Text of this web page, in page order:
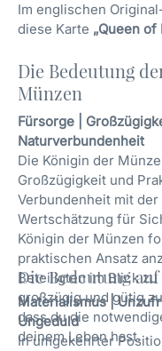
Im englischen
diese Karte „Queen of
Die Bedeutung
Münzen
Fürsorge |
Naturverbundenheit
Die Königin der
Großzügigkeit und
Verbundenheit mit
Wertschätzung für
Königin der Münzen
praktischen Ansatz
Beteiligten im Blick
großzügig und gütig
dass du die
deinem Leben hast.
Die Bedeutung
Materialismus |
Ungeduld
In umgekehrter